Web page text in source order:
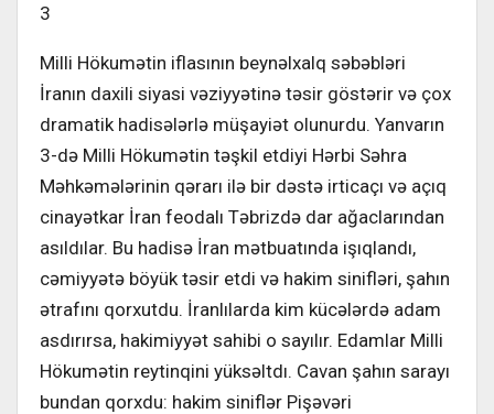
3
Milli Hökumətin iflasının beynəlxalq səbəbləri
İranın daxili siyasi vəziyyətinə təsir göstərir və çox
dramatik hadisələrlə müşayiət olunurdu. Yanvarın
3-də Milli Hökumətin təşkil etdiyi Hərbi Səhra
Məhkəmələrinin qərarı ilə bir dəstə irticaçı və açıq
cinayətkar İran feodalı Təbrizdə dar ağaclarından
asıldılar. Bu hadisə İran mətbuatında işıqlandı,
cəmiyyətə böyük təsir etdi və hakim sinifləri, şahın
ətrafını qorxutdu. İranlılarda kim kücələrdə adam
asdırırsa, hakimiyyət sahibi o sayılır. Edamlar Milli
Hökumətin reytinqini yüksəltdı. Cavan şahın sarayı
bundan qorxdu: hakim siniflər Pişəvəri